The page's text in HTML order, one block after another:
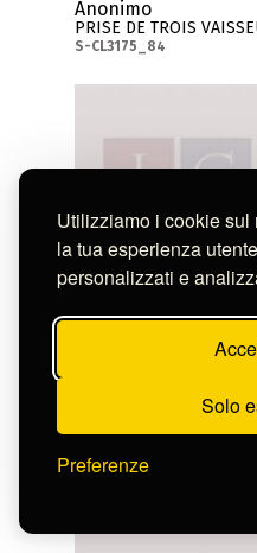
Utilizziamo i cookie
la tua esperienza
personalizzati e
Solo
Preferenze
Anonimo
PRISE DE TROIS
S-CL3175_84